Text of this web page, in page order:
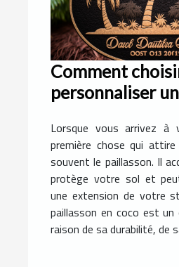
Comment
personnaliser
domicile
Lorsque vous arrivez à
première chose qui
souvent le paillasson. Il
protège votre sol et
une extension de votre
paillasson en coco est un
raison de sa durabilité, de